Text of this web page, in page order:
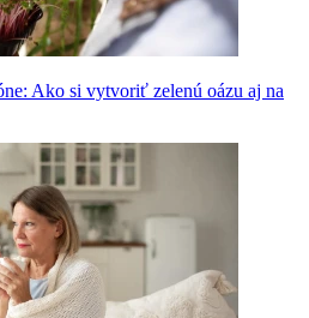
Ako si vytvoriť zelenú oázu aj na